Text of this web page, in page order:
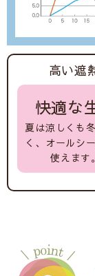
高い遮
快適な
夏は涼しくも
く、オールシ
使えます。